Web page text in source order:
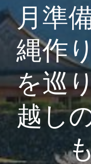
月準
縄作
を巡
越し